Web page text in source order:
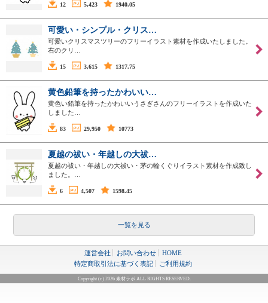
12 5,423 1940.05
可愛い・シンプル・クリス…
可愛いクリスマスツリーのフリーイラスト素材を作成いたしました。
右のクリ…
15 3,615 1317.75
黄色鉛筆を持ったかわいい…
黄色い鉛筆を持ったかわいいうさぎさんのフリーイラストを作成いた
しました…
83 29,950 10773
夏越の祓い・年越しの大祓…
夏越の祓い・年越しの大祓い・茅の輪くぐりイラスト素材を作成致し
ました。…
6 4,507 1598.45
一覧を見る
運営会社 お問い合わせ
HOME
特定商取引法に基づく表記
ご利用規約
Copyright (c) 2026 素材ラボ ALL RIGHTS RESERVED.